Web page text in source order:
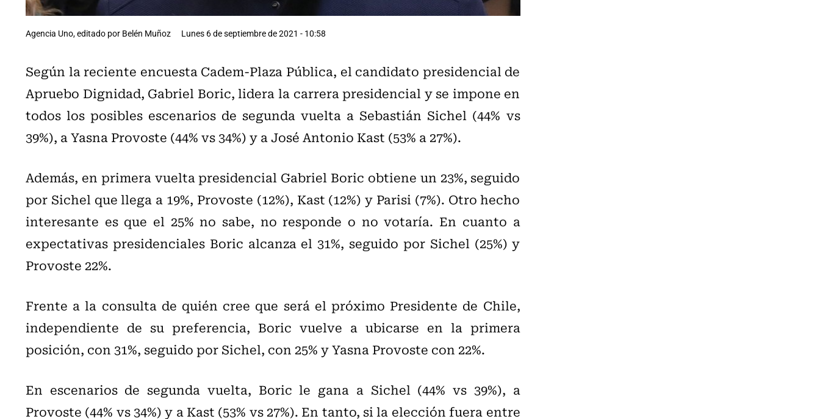
Agencia Uno, editado por Belén Muñoz Lunes 6 de septiembre de 2021 - 10:58
Según la reciente encuesta Cadem-Plaza Pública, el candidato presidencial de
Apruebo Dignidad, Gabriel Boric, lidera la carrera presidencial y se impone en
todos los posibles escenarios de segunda vuelta a Sebastián Sichel (44% vs
39%), a Yasna Provoste (44% vs 34%) y a José Antonio Kast (53% a 27%).
Además, en primera vuelta presidencial Gabriel Boric obtiene un 23%, seguido
por Sichel que llega a 19%, Provoste (12%), Kast (12%) y Parisi (7%). Otro hecho
interesante es que el 25% no sabe, no responde o no votaría. En cuanto a
expectativas presidenciales Boric alcanza el 31%, seguido por Sichel (25%) y
Provoste 22%.
Frente a la consulta de quién cree que será el próximo Presidente de Chile,
independiente de su preferencia, Boric vuelve a ubicarse en la primera
posición, con 31%, seguido por Sichel, con 25% y Yasna Provoste con 22%.
En escenarios de segunda vuelta, Boric le gana a Sichel (44% vs 39%), a
Provoste (44% vs 34%) y a Kast (53% vs 27%). En tanto, si la elección fuera entre